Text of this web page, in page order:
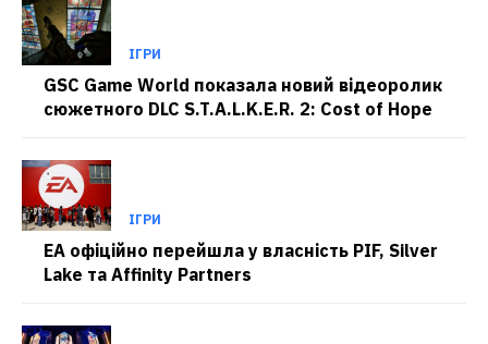
ІГРИ
GSC Game World показала новий відеоролик
сюжетного DLC S.T.A.L.K.E.R. 2: Cost of Hope
ІГРИ
EA офіційно перейшла у власність PIF, Silver
Lake та Affinity Partners